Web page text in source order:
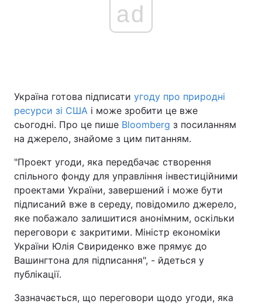
ad
Україна готова підписати угоду про природні
ресурси зі США і може зробити це вже
сьогодні. Про це пише Bloomberg з посиланням
на джерело, знайоме з цим питанням.
"Проект угоди, яка передбачає створення
спільного фонду для управління інвестиційними
проектами України, завершений і може бути
підписаний вже в середу, повідомило джерело,
яке побажало залишитися анонімним, оскільки
переговори є закритими. Міністр економіки
України Юлія Свириденко вже прямує до
Вашингтона для підписання", - йдеться у
публікації.
Зазначається, що переговори щодо угоди, яка